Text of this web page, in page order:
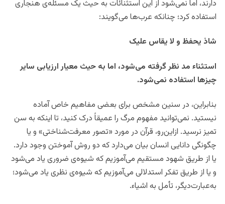
دارند، اما نمی‌شود از این استثنائات به حیث یک مسئله‌ی هنجاری
استفاده کرد؛ چنانکه عرب‌ها می‌گویند:
شاذ یحفظ و لا یقاس علیک
استثناء مد نظر گرفته می‌شود، اما به حیث معیار ارزیابی سایر
چیزها استفاده نمی‌شود.
بنابراین، در سنین مشخص برای بعضی مفاهیم خاص آماده
نیستید. نمی‌توانید مفهوم مرگ را عمیقاً درک کنید، تا اینکه به سن
تمیز نرسید. ازاین‌رو، قرآن در مورد «تصور معرفت‌شناختی» و یا
چگونگی دانایی انسان بیان می‌دارد که دو روش آموختن وجود دارد.
یا از طریق شهود مستقیم می‌آموزیم که شیوه‌ی ضروری یاد می‌شود
و یا از طریق تفکر استدلالی می‌آموزیم که شیوه‌ی نظری یاد می‌شود؛
به‌عبارت‌دیگر، تأمل به اشیاء.